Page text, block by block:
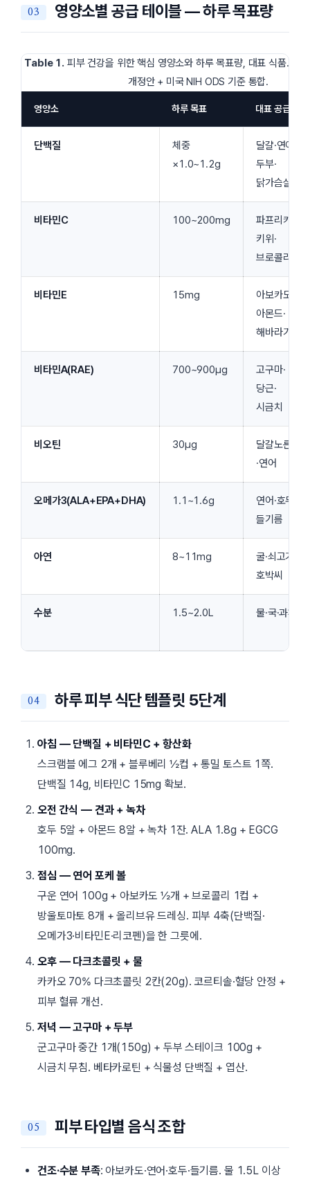
영양소별 공급 테이블 — 하루 목표량
영양소 하루 목표 대표 공급원
단백질
체중
×1.0~1.2g
달걀·연어·
두부·
닭가슴살
비타민C 100~200mg
파프리카·
키위·
브로콜리
비타민E 15mg
아보카도·
아몬드·
해바라기씨
비타민A(RAE) 700~900μg
고구마·
당근·
시금치
비오틴 30μg
달걀노른자
·연어
오메가3(ALA+EPA+DHA) 1.1~1.6g
연어·호두·
들기름
아연 8~11mg
굴·쇠고기·
호박씨
수분 1.5~2.0L 물·국·과채
Table 1. 피부 건강을 위한 핵심 영양소와 하루 목표량, 대표 식품. 한
개정안 + 미국NIH ODS 기준 통합.
하루 피부 식단 템플릿 5단계
아침 — 단백질 + 비타민C + 항산화
스크램블 에그 2개 + 블루베리 ½컵 + 통밀 토스트 1쪽.
단백질 14g, 비타민C 15mg 확보.
오전 간식 — 견과 + 녹차
호두 5알 + 아몬드 8알 + 녹차 1잔. ALA 1.8g + EGCG
100mg.
점심 — 연어 포케 볼
구운 연어 100g + 아보카도 ½개 + 브로콜리 1컵 +
방울토마토 8개 + 올리브유 드레싱. 피부 4축(단백질·
오메가3·비타민E·리코펜)을 한 그릇에.
오후 — 다크초콜릿 + 물
카카오 70% 다크초콜릿 2칸(20g). 코르티솔·혈당 안정 +
피부 혈류 개선.
저녁 — 고구마 + 두부
군고구마 중간 1개(150g) + 두부 스테이크 100g +
시금치 무침. 베타카로틴 + 식물성 단백질 + 엽산.
피부 타입별 음식 조합
건조·수분 부족: 아보카도·연어·호두·들기름. 물 1.5L 이상